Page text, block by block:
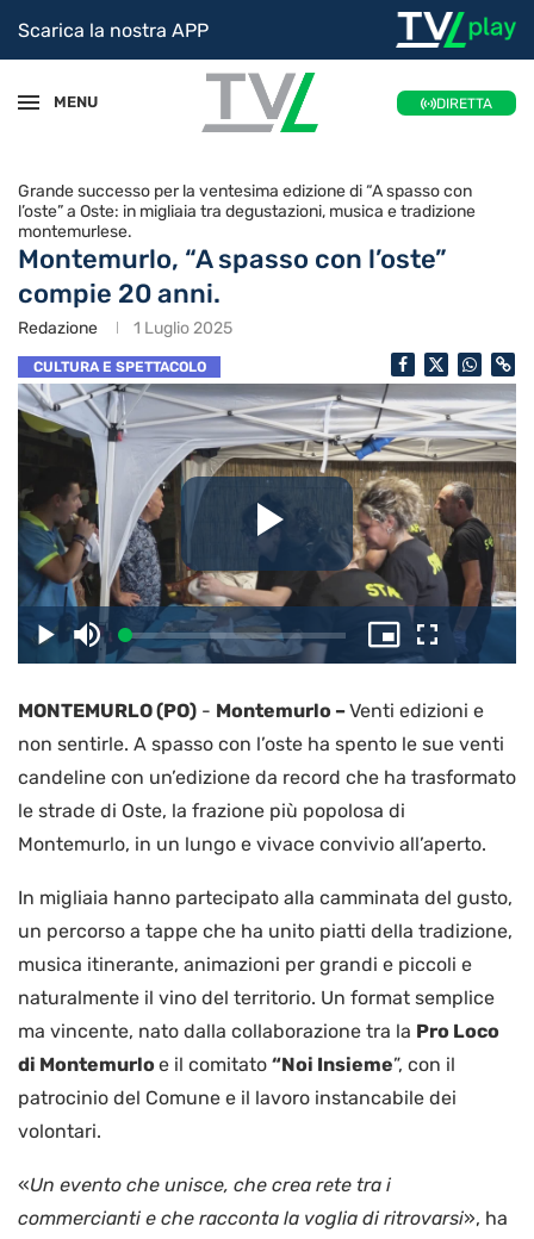
Scarica la nostra APP
MENU DIRETTA
Grande successo per la ventesima edizione di “A spasso con
l’oste” a Oste: in migliaia tra degustazioni, musica e tradizione
montemurlese.
Montemurlo, “A spasso con l’oste”
compie 20 anni.
Redazione 1 Luglio 2025
CULTURA E SPETTACOLO
il
video
PlayDisattiva
l’audio
Caricato:
2.74%
Picture-
in-
Schermo
intero
MONTEMURLO (PO) - Montemurlo –Venti edizioni e
non sentirle. A spasso con l’oste ha spento le sue venti
candeline con un’edizione da record che ha trasformato
le strade di Oste, la frazione più popolosa di
Montemurlo, in un lungo e vivace convivio all’aperto.
In migliaia hanno partecipato alla camminata del gusto,
un percorso a tappe che ha unito piatti della tradizione,
musica itinerante, animazioni per grandi e piccoli e
naturalmente il vino del territorio. Un format semplice
ma vincente, nato dalla collaborazione tra la Pro Loco
di Montemurloe il comitato “Noi Insieme”, con il
patrocinio del Comune e il lavoro instancabile dei
volontari.
«Un evento che unisce, che crea rete tra i
commercianti e che racconta la voglia di ritrovarsi», ha